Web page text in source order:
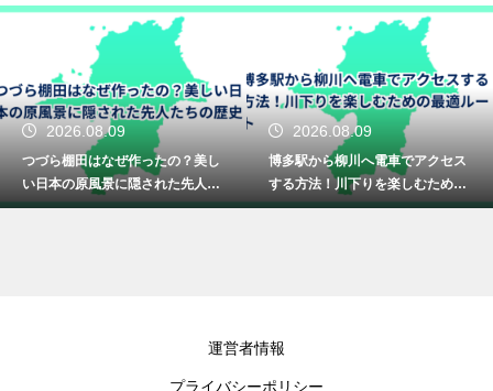
美し
人た
2026.08.09
博多駅から柳川へ電車でアクセス
する方法！川下りを楽しむための
最適ルート
2026.08.08
福岡空港から宮地嶽神社
でのアクセス！光の道を
ムーズな道
運営者情報
プライバシーポリシー